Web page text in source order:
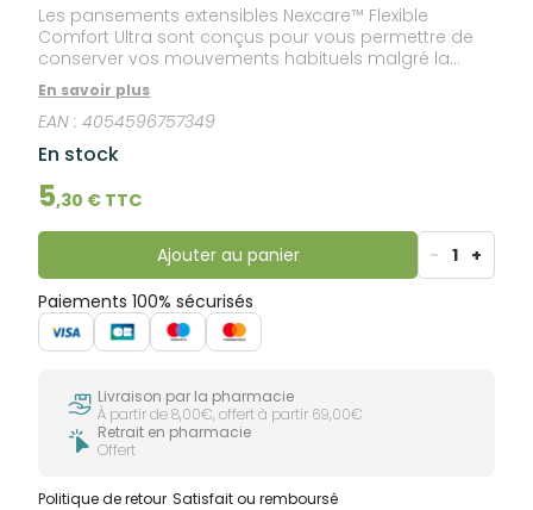
Les pansements extensibles Nexcare™ Flexible
Comfort Ultra sont conçus pour vous permettre de
conserver vos mouvements habituels malgré la
présence de coupures, écorchures ou brûlures
mineures. Fabriqué à partir de matériaux très
respirants pour un confort exceptionnel et un adhésif
résistant à l'eau qui ne se desserre pas lorsqu'il est
mouillé. Matériel extensible qui se plie et s'adapte à
vos mouvements lorsque vous effectuez des tâches
quotidiennes comme jardiner, travailler sur un
ordinateur ou aller à un cours de yoga. Ajustement
confortable et flexible qui vous fera oublier que vous
avez un bandage. Couvre et protège les blessures
mineures tout au long de la guérison.
En savoir plus
EAN :4054596757349
En stock
5,30 € TTC
Ajouter au panier - 1 +
Paiements 100% sécurisés
Livraison par la pharmacie
À partir de 8,00€, offert à partir 69,00€
Retrait en pharmacie
Offert
Politique de retour Satisfait ou remboursé